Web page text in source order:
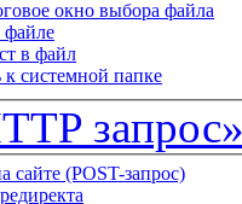
окно выбора файла
в файл
системной папке
сайте (POST-запрос)